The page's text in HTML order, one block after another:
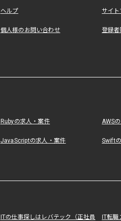
ヘルプ サイ
個人様のお問い合わせ 登録者
Rubyの求人・案件 AWS
JavaScriptの求人・案件 Swift
ITの仕事探しはレバテック（正社員 IT転